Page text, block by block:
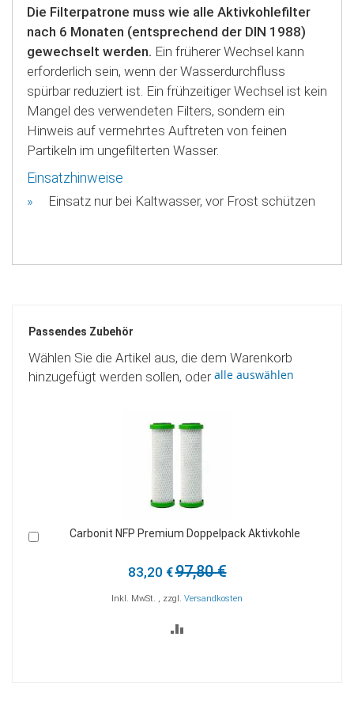
Die Filterpatrone muss wie alle Aktivkohlefilter
nach 6 Monaten (entsprechend der DIN 1988)
gewechselt werden. Ein früherer Wechsel kann
erforderlich sein, wenn der Wasserdurchfluss
spürbar reduziert ist. Ein frühzeitiger Wechsel ist kein
Mangel des verwendeten Filters, sondern ein
Hinweis auf vermehrtes Auftreten von feinen
Partikeln im ungefilterten Wasser.
Einsatzhinweise
Einsatz nur bei Kaltwasser, vor Frost schützen
Passendes Zubehör
Wählen Sie die Artikel aus, die dem Warenkorb
hinzugefügt werden sollen, oderalle auswählen
IFP Puro Carbonit Aktivkohlefilter mit Mikrofiltration
85,90 €
Inkl. MwSt. , zzgl. Versandkosten